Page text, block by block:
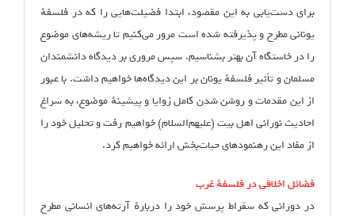
برای دست‌یابی به این مقصود، ابتدا فضیلت‌هایی را که در فلسفهٔ
یونانی مطرح و پذیرفته شده است مرور می‌کنیم تا ریشه‌های موضوع
را در خاستگاه آن بهتر بشناسیم. سپس مروری بر دیدگاه دانشمندان
مسلمان و تأثیر فلسفهٔ‌ یونان بر این دیدگاه‌ها خواهیم داشت. با عبور
از این مقدمات و روشن شدن کامل زوایا و پیشینهٔ موضوع، به سراغ
احادیث نورانی اهل بیت (علیهم‌السلام) خواهیم رفت و تحلیل خود را
از مفاد این رهنمودهای حیات‌بخش ارائه خواهیم کرد.
فضائل اخلاقی در فلسفهٔ غرب
در دورانی که سقراط پرسش خود را دربارهٔ آرته‌های انسانی مطرح